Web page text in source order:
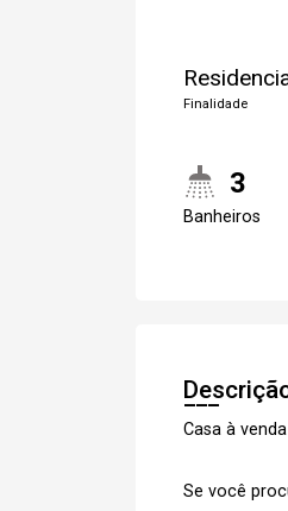
Finalidade
3
Banheiros
Casa à
Se você